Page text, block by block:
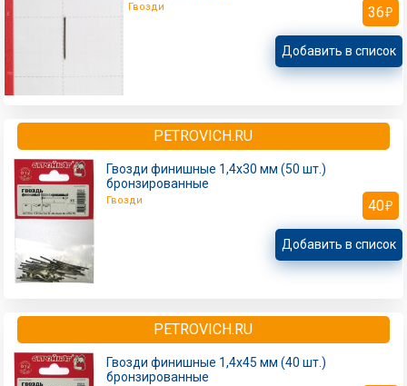
Гвозди 36
Добавить в список
PETROVICH.RU
Гвозди финишные 1,4x30 мм (50 шт.)
бронзированные
Гвозди 40
Добавить в список
PETROVICH.RU
Гвозди финишные 1,4x45 мм (40 шт.)
бронзированные